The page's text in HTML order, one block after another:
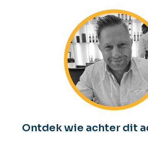
Ontdek wie achter dit